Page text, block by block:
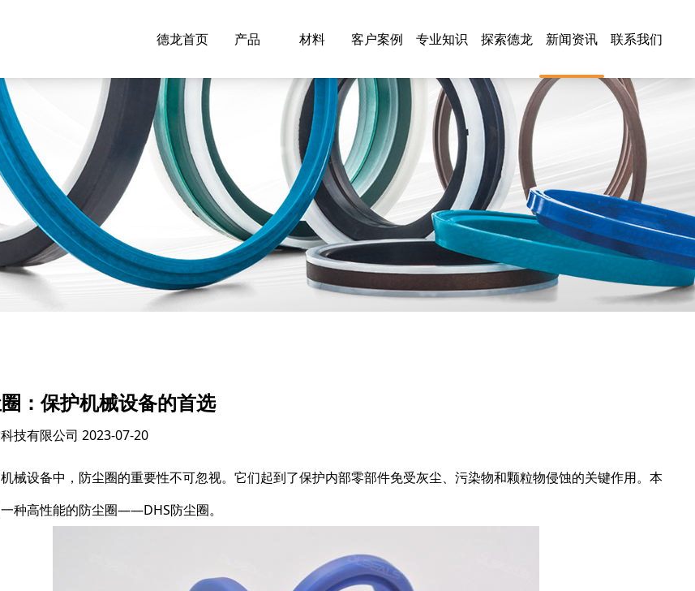
德龙首页 产品 材料 客户案例 专业知识 探索德龙 新闻资讯 联系我们
：保护机械设备的首选
技有限公司 2023-07-20
械设备中，防尘圈的重要性不可忽视。它们起到了保护内部零部件免受灰尘、污染物和颗粒物侵蚀的关键作用。本
种高性能的防尘圈——DHS防尘圈。